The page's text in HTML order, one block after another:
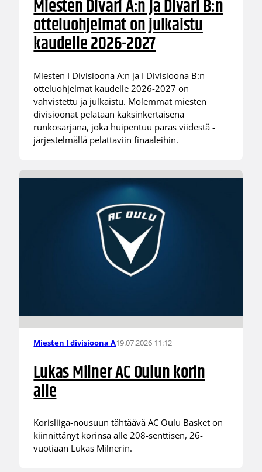
Miesten Divari A:n ja Divari B:n
otteluohjelmat on julkaistu
kaudelle 2026-2027
Miesten I Divisioona A:n ja I Divisioona B:n
otteluohjelmat kaudelle 2026-2027 on
vahvistettu ja julkaistu. Molemmat miesten
divisioonat pelataan kaksinkertaisena
runkosarjana, joka huipentuu paras viidestä -
järjestelmällä pelattaviin finaaleihin.
Miesten I divisioona A19.07.2026 11:12
Lukas Milner AC Oulun korin
alle
Korisliiga-nousuun tähtäävä AC Oulu Basket on
kiinnittänyt korinsa alle 208-senttisen, 26-
vuotiaan Lukas Milnerin.